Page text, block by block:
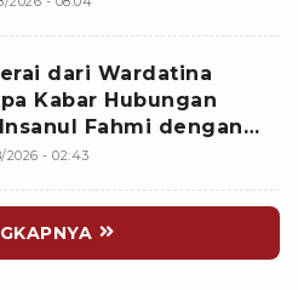
dari Wardatina
Kabar Hubungan
Fahmi dengan
2026 - 02:43